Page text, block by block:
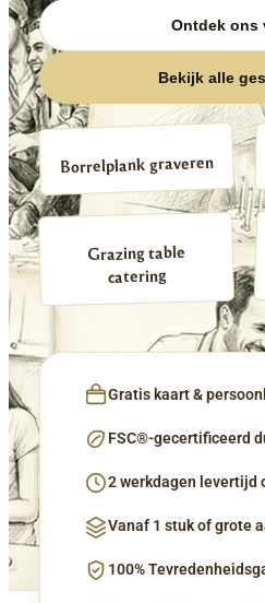
Ontdek ons
Bekijk alle
Borrelplank graveren
Grazing table
catering
Gratis kaart &
FSC®-gecertificeerd
2 werkdagen levertijd
Vanaf 1 stuk of grote
100%